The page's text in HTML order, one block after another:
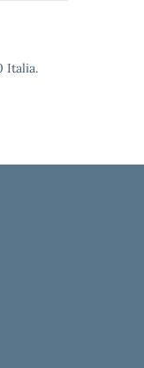
Italia.